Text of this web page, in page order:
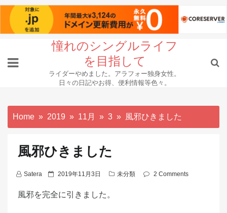
content
憧れのシングルライフ
を目指して
ライダーやめました。アラフォー独身女性。
日々の日記やお得、便利情報等色々。
Home 2019 11月 3 風邪ひきました
風邪ひきました
Satera
P
s
2019年11月3日 未分類 2 Comments
風邪を完全に引きました。